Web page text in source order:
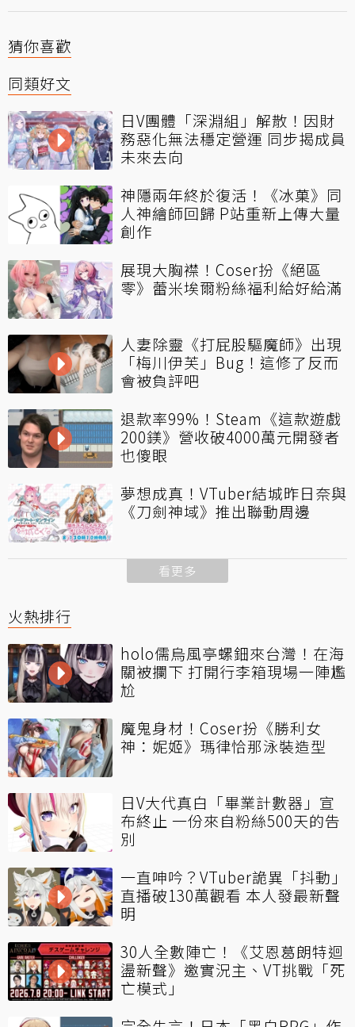
猜你喜歡
同類好文
日V團體「深淵組」解散！因財
務惡化無法穩定營運 同步揭成員
未來去向
神隱兩年終於復活！《冰菓》同
人神繪師回歸 P站重新上傳大量
創作
展現大胸襟！Coser扮《絕區
零》蕾米埃爾粉絲福利給好給滿
人妻除靈《打屁股驅魔師》出現
「梅川伊芙」Bug！這修了反而
會被負評吧
退款率99%！Steam《這款遊戲
200鎂》營收破4000萬元開發者
也傻眼
夢想成真！VTuber結城昨日奈與
《刀劍神域》推出聯動周邊
看更多
火熱排行
holo儒烏風亭螺鈿來台灣！在海
關被攔下 打開行李箱現場一陣尷
尬
魔鬼身材！Coser扮《勝利女
神：妮姬》瑪律恰那泳裝造型
日V大代真白「畢業計數器」宣
布終止 一份來自粉絲500天的告
別
一直呻吟？VTuber詭異「抖動」
直播破130萬觀看 本人發最新聲
明
30人全數陣亡！《艾恩葛朗特迴
盪新聲》邀實況主、VT挑戰「死
亡模式」